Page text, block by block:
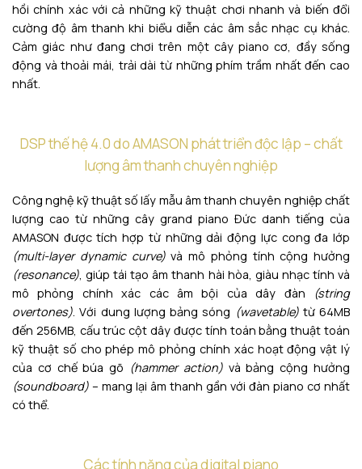
hồi chính xác với cả những kỹ thuật chơi nhanh và biến đổi
cường độ âm thanh khi biểu diễn các âm sắc nhạc cụ khác.
Cảm giác như đang chơi trên một cây piano cơ, đầy sống
động và thoải mái, trải dài từ những phím trầm nhất đến cao
nhất.
DSP thế hệ 4.0 do AMASON phát triển độc lập – chất
lượng âm thanh chuyên nghiệp
Công nghệ kỹ thuật số lấy mẫu âm thanh chuyên nghiệp chất
lượng cao từ những cây grand piano Đức danh tiếng của
AMASON được tích hợp từ những dải động lực cong đa lớp
(multi-layer dynamic curve)và mô phỏng tính cộng hưởng
(resonance), giúp tái tạo âm thanh hài hòa, giàu nhạc tính và
mô phỏng chính xác các âm bội của dây đàn
(string
overtones). Với dung lượng bảng sóng (wavetable)từ 64MB
đến 256MB, cấu trúc cột dây được tính toán bằng thuật toán
kỹ thuật số cho phép mô phỏng chính xác hoạt động vật lý
của cơ chế búa gõ (hammer action)và bảng cộng hưởng
(soundboard) – mang lại âm thanh gần với đàn piano cơ nhất
có thể.
Các tính năng của digital piano